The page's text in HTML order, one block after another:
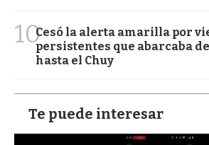
10Cesó la alerta amarilla por
persistentes que abarcaba
hasta el Chuy
Te puede interesar